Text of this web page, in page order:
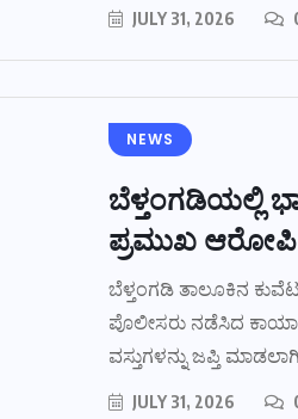
JULY 31, 2026
NEWS
ಬೆಳ್ತಂಗಡಿಯಲ್ಲಿ
ಪ್ರಮುಖ
ಬೆಳ್ತಂಗಡಿ ತಾಲೂಕಿನ
ಪೊಲೀಸರು ನಡೆಸಿದ
ವಸ್ತುಗಳನ್ನು ಜಪ್ತಿ
JULY 31, 2026